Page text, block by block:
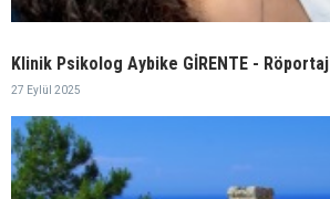
Klinik Psikolog Aybike GİRENTE - Röportaj
27 Eylül 2025